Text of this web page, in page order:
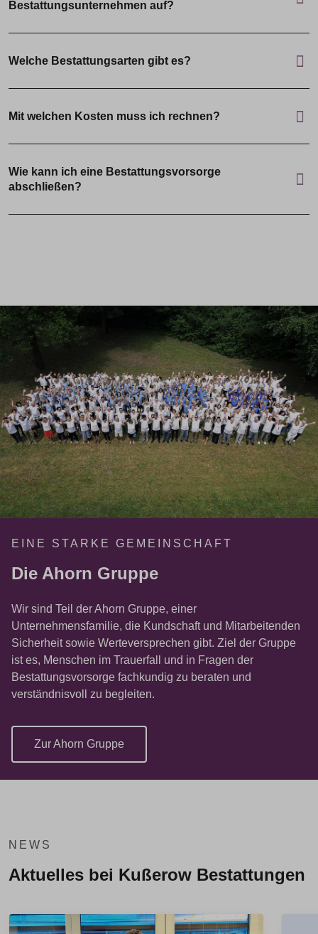
Bestattungsunternehmen auf?
Welche Bestattungsarten gibt es?
Mit welchen Kosten muss ich rechnen?
Wie kann ich eine Bestattungsvorsorge
abschließen?
EINE STARKE GEMEINSCHAFT
Die Ahorn Gruppe
Wir sind Teil der Ahorn Gruppe, einer
Unternehmensfamilie, die Kundschaft und Mitarbeitenden
Sicherheit sowie Werteversprechen gibt. Ziel der Gruppe
ist es, Menschen im Trauerfall und in Fragen der
Bestattungsvorsorge fachkundig zu beraten und
verständnisvoll zu begleiten.
Zur Ahorn Gruppe
NEWS
Aktuelles bei Kußerow Bestattungen